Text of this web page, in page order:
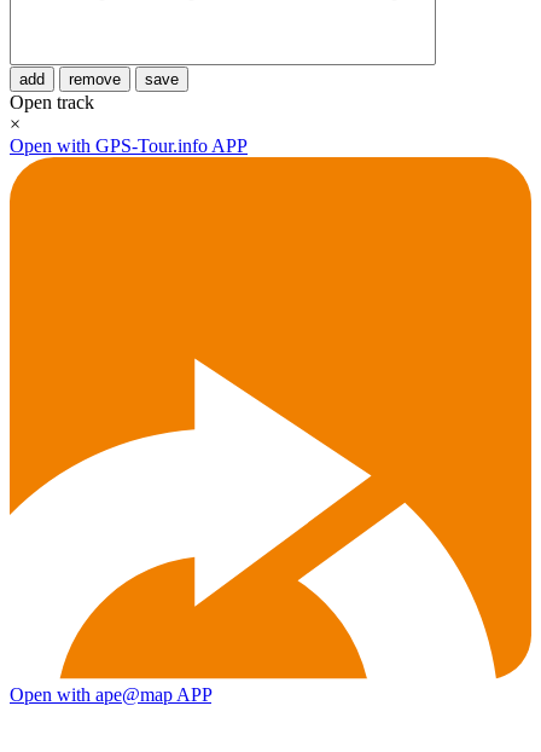
add remove save
Open track
×
Open with GPS-Tour.info APP
Open with ape@map APP